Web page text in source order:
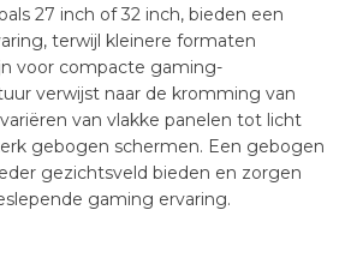
27 inch of 32 inch, bieden een
terwijl kleinere formaten
voor compacte gaming-
verwijst naar de kromming van
van vlakke panelen tot licht
gebogen schermen. Een gebogen
gezichtsveld bieden en zorgen
gaming ervaring.